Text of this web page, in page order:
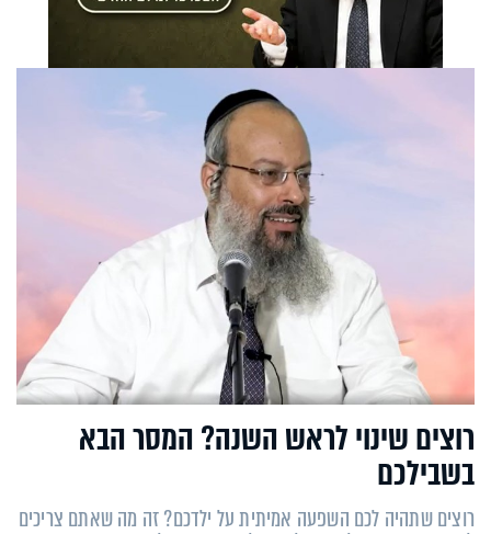
רוצים שינוי לראש השנה? המסר הבא
בשבילכם
רוצים שתהיה לכם השפעה אמיתית על ילדכם? זה מה שאתם צריכים